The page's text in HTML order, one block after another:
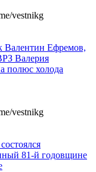
vestnikg
Валентин Ефремов,
Валерия
полюс холода
vestnikg
81-й годовщине